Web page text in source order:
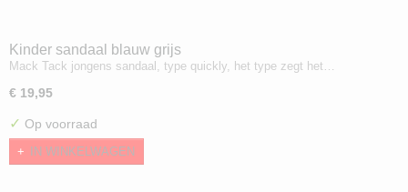
Kinder sandaal blauw grijs
Mack Tack jongens sandaal, type quickly, het type zegt het…
€ 19,95
✓ Op voorraad
IN WINKELWAGEN